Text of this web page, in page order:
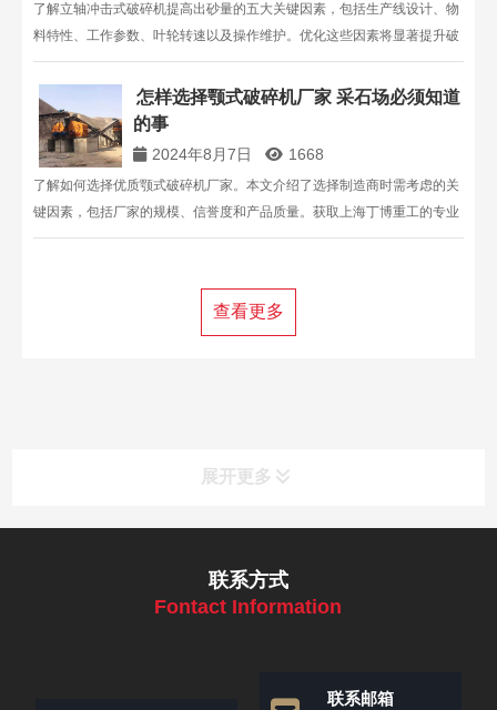
了解立轴冲击式破碎机提高出砂量的五大关键因素，包括生产线设计、物
料特性、工作参数、叶轮转速以及操作维护。优化这些因素将显著提升破
碎机的生产能力和效率。更多详情，请联系上海丁博重工，电话：
13816711123。
怎样选择颚式破碎机厂家 采石场必须知道
的事
2024年8月7日 1668
了解如何选择优质颚式破碎机厂家。本文介绍了选择制造商时需考虑的关
键因素，包括厂家的规模、信誉度和产品质量。获取上海丁博重工的专业
建议，确保您选择的设备可靠高效。点击在线咨询或拨打13816711123
查看更多
展开更多
联系方式
Fontact Information
联系邮箱